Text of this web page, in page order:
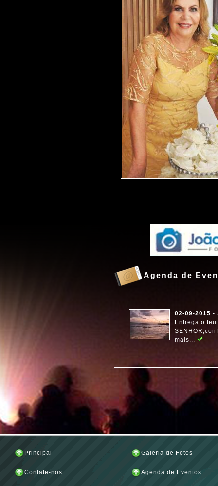
Agenda de
02-09-2015 -
Entrega o
mais...
Principal
Contate-nos
Galeria de Fotos
Agenda de Eventos